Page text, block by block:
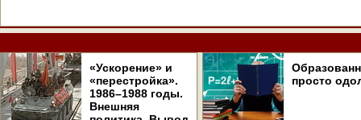
«Ускорение» и
«перестройка».
1986–1988 годы.
Внешняя
просто